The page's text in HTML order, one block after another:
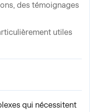
des témoignages
utiles
qui nécessitent